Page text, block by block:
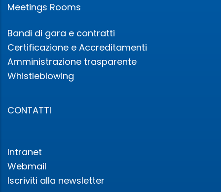
Meetings Rooms
Bandi di gara e contratti
Certificazione e Accreditamenti
Amministrazione trasparente
Whistleblowing
CONTATTI
Intranet
Webmail
Iscriviti alla newsletter